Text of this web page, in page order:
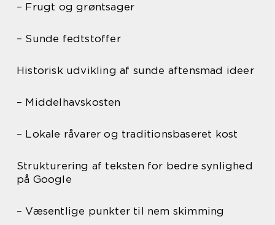
– Frugt og grøntsager
– Sunde fedtstoffer
Historisk udvikling af sunde aftensmad ideer
– Middelhavskosten
– Lokale råvarer og traditionsbaseret kost
Strukturering af teksten for bedre synlighed
på Google
– Væsentlige punkter til nem skimming